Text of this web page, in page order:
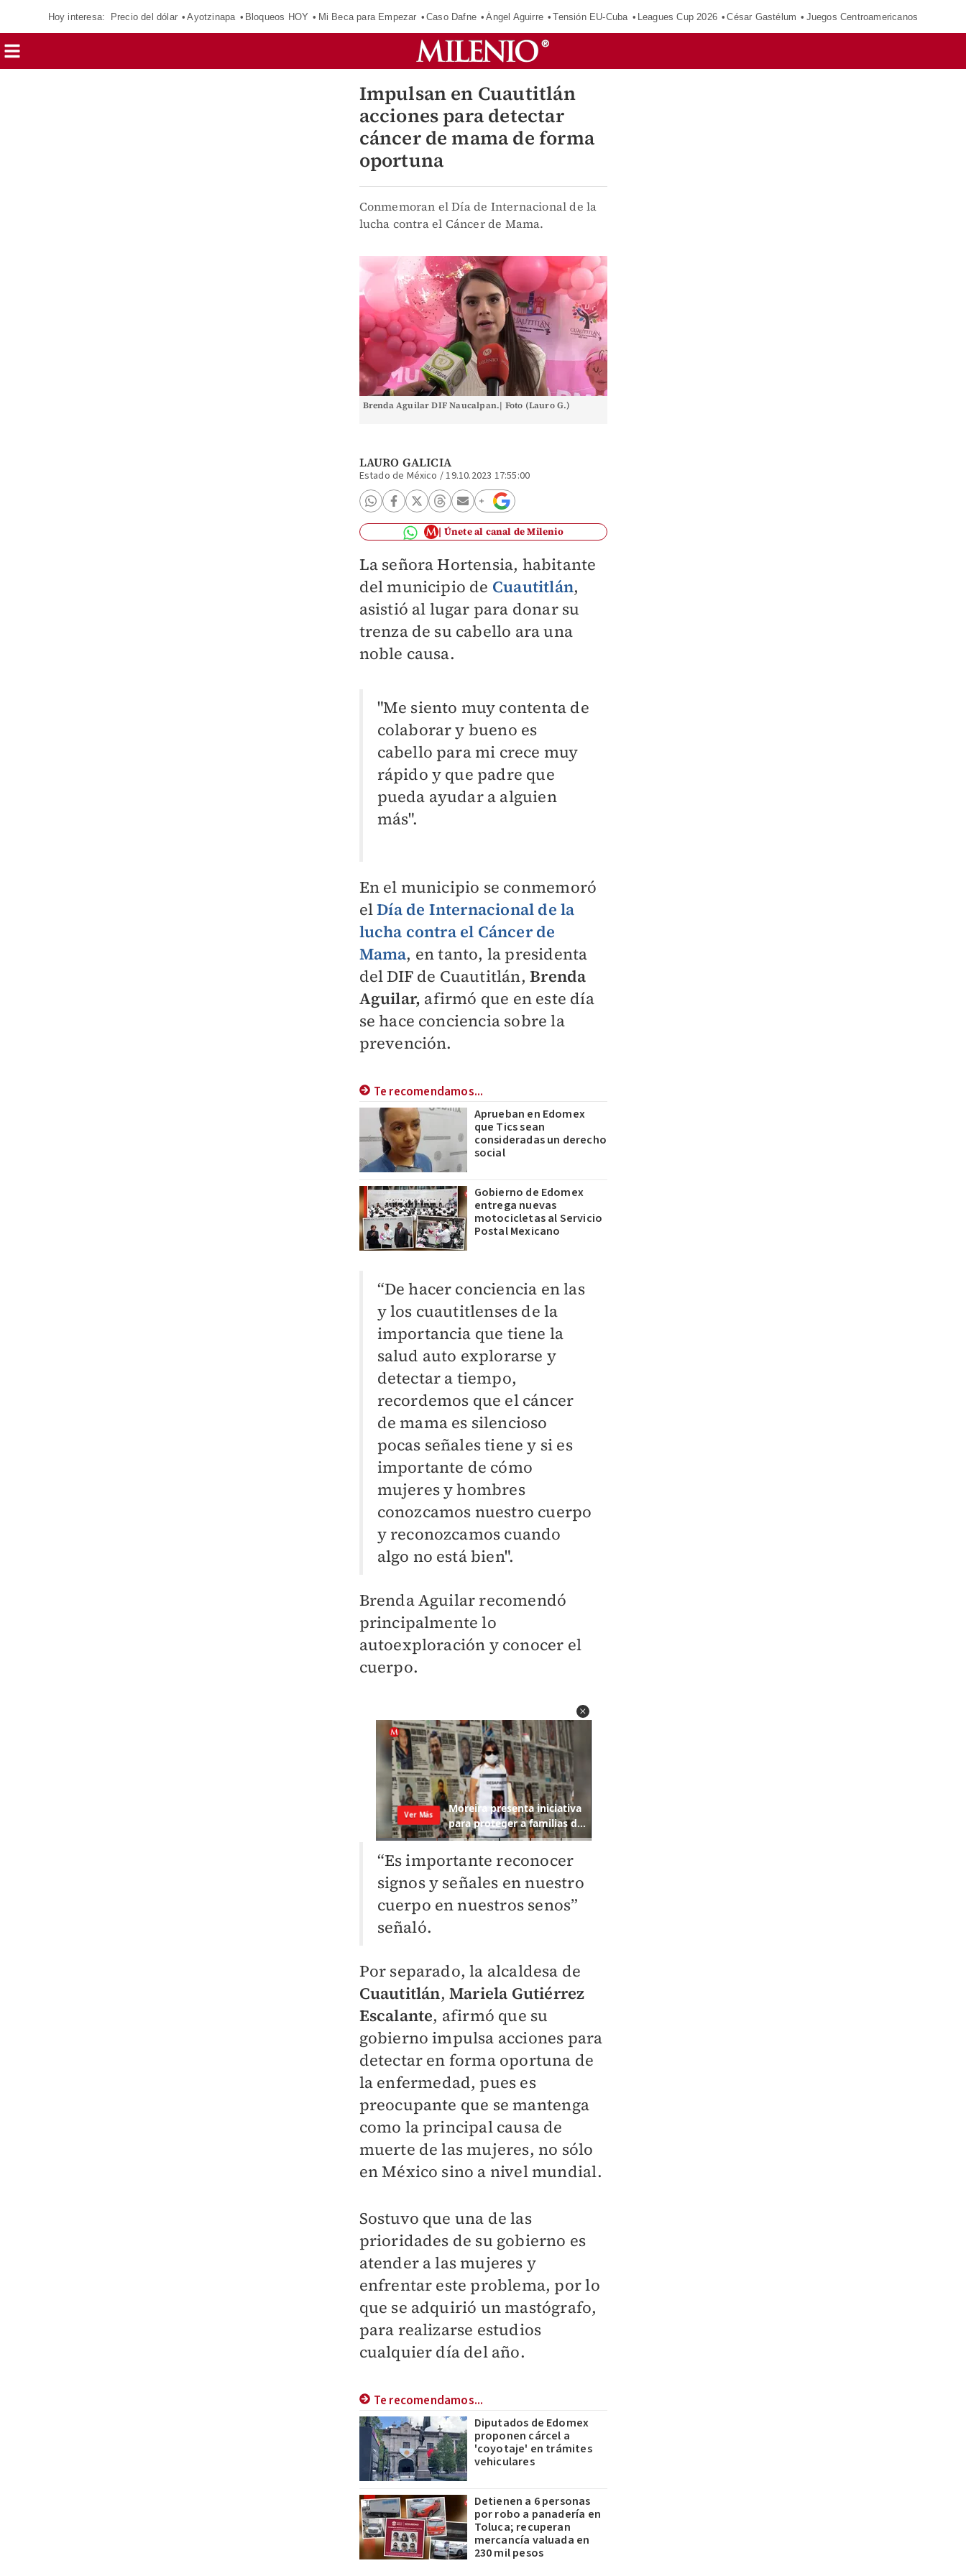
Hoy interesa: Precio del dólar Ayotzinapa Bloqueos HOY Mi Beca para Empezar Caso Dafne Ángel Aguirre Tensión EU-Cuba Leagues Cup 2026 César Gastélum Juegos Centroamericanos
Impulsan en Cuautitlán
acciones para detectar
cáncer de mama de forma
oportuna
Conmemoran el Día de Internacional de la
lucha contra el Cáncer de Mama.
Brenda Aguilar DIF Naucalpan.| Foto (Lauro G.)
LAURO GALICIA
Estado de México /19.10.2023 17:55:00
Únete al canal de Milenio
La señora Hortensia, habitante
del municipio de Cuautitlán,
asistió al lugar para donar su
trenza de su cabello ara una
noble causa.
"Me siento muy contenta de
colaborar y bueno es
cabello para mi crece muy
rápido y que padre que
pueda ayudar a alguien
más".
En el municipio se conmemoró
elDía de Internacional de la
lucha contra el Cáncer de
Mama, en tanto, la presidenta
del DIF de Cuautitlán,Brenda
Aguilar, afirmó que en este día
se hace conciencia sobre la
prevención.
Te recomendamos...
Aprueban en Edomex
que Tics sean
consideradas un derecho
social
Gobierno de Edomex
entrega nuevas
motocicletas al Servicio
Postal Mexicano
“De hacer conciencia en las
y los cuautitlenses de la
importancia que tiene la
salud auto explorarse y
detectar a tiempo,
recordemos que el cáncer
de mama es silencioso
pocas señales tiene y si es
importante de cómo
mujeres y hombres
conozcamos nuestro cuerpo
y reconozcamos cuando
algo no está bien".
Brenda Aguilar recomendó
principalmente lo
autoexploración y conocer el
cuerpo.
“Es importante reconocer
signos y señales en nuestro
cuerpo en nuestros senos”
señaló.
Por separado, la alcaldesa de
Cuautitlán, Mariela Gutiérrez
Escalante, afirmó que su
gobierno impulsa acciones para
detectar en forma oportuna de
la enfermedad, pues es
preocupante que se mantenga
como la principal causa de
muerte de las mujeres, no sólo
en México sino a nivel mundial.
Sostuvo que una de las
prioridades de su gobierno es
atender a las mujeres y
enfrentar este problema, por lo
que se adquirió un mastógrafo,
para realizarse estudios
cualquier día del año.
Te recomendamos...
Diputados de Edomex
proponen cárcel a
'coyotaje' en trámites
vehiculares
Detienen a 6 personas
por robo a panadería en
Toluca; recuperan
mercancía valuada en
230 mil pesos